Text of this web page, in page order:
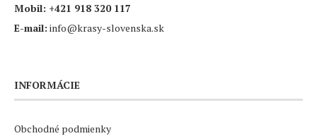
Mobil: +421 918 320 117
E-mail: info@krasy-slovenska.sk
INFORMÁCIE
Obchodné podmienky